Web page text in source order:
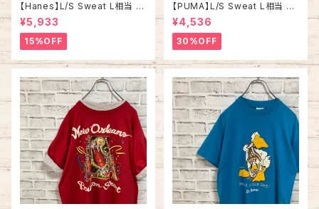
【Hanes】L/S Sweat L相当 9
0s “ WASHINGTON REDSKI
NS” NFL チームモノ スウェット
トレーナー チームロゴ ワシント
ン レッドスキンズ ボルドー ワイ
ンレッド アメリカ USA 古着
¥5,933
15%OFF
【PUMA】L/S Sweat L相当 M
ade in BULGARIA プーマ ス
ウェット トレーナー ブルガリア
製 ユーロ ヨーロッパ 古着
¥4,536
30%OFF